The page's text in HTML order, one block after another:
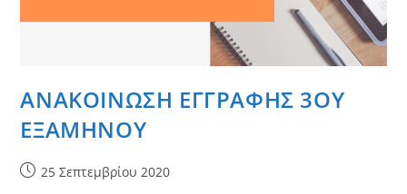
ΑΝΑΚΟΙΝΩΣΗ ΕΓΓΡΑΦΗΣ 3ΟΥ
ΕΞΑΜΗΝΟΥ
Post25 Σεπτεμβρίου 2020